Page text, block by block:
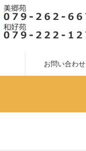
お問い合わせ